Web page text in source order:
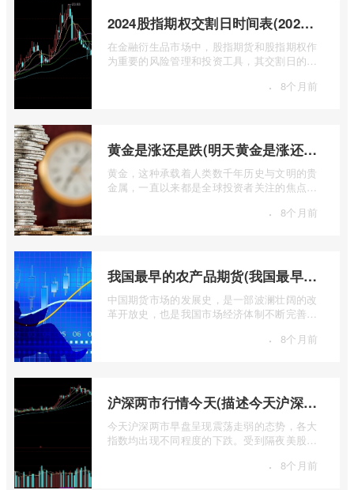
2024股指期权交割日时间表(2024股指期货交割日)
在金融衍生品市场中，股指期货和股指期权作
为重要的风险管理和投资工具，其交割日的设
· 8个月前
黄金是涨还是跌(明天黄金是涨还是跌)
黄金，这种承载着人类数千年历史与文明的贵
金属，一直以来都是全球投资者关注的焦点。
· 8个月前
我国最早的农产品期货(我国最早的农产品期货交易合约的品种是)
中国期货市场的发展史，是一部波澜壮阔的改
革开放史，也是我国市场经济体制不断完善的
· 8个月前
沪深两市行情今天(描述今天沪深两市早盘交易情况)
今天沪深两市早盘呈现震荡走弱的态势，各大
指数均出现不同程度的下跌。受到隔夜美股下
· 8个月前